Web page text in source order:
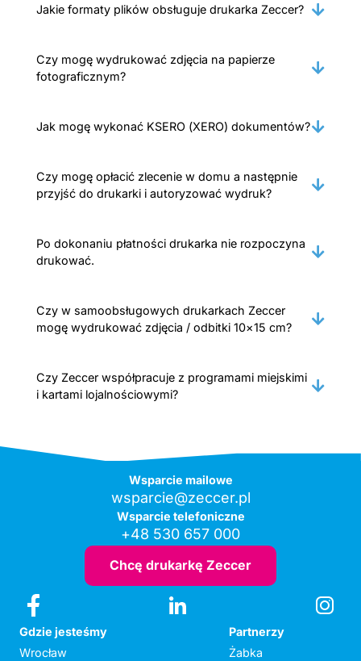
Jakie formaty plików obsługuje drukarka Zeccer?
Czy mogę wydrukować zdjęcia na papierze
fotograficznym?
Jak mogę wykonać KSERO (XERO) dokumentów?
Czy mogę opłacić zlecenie w domu a następnie
przyjść do drukarki i autoryzować wydruk?
Po dokonaniu płatności drukarka nie rozpoczyna
drukować.
Czy w samoobsługowych drukarkach Zeccer
mogę wydrukować zdjęcia / odbitki 10×15 cm?
Czy Zeccer współpracuje z programami miejskimi
i kartami lojalnościowymi?
Wsparcie mailowe
wsparcie@zeccer.pl
Wsparcie telefoniczne
+48 530 657 000
Chcę drukarkę Zeccer
Gdzie jesteśmy
Wrocław
Partnerzy
Żabka